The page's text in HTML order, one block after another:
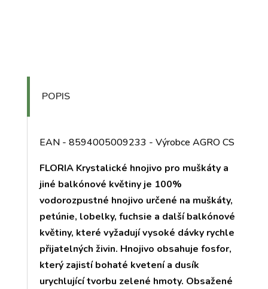
POPIS
EAN - 8594005009233 - Výrobce AGRO CS
FLORIA Krystalické hnojivo pro muškáty a
jiné balkónové květiny je 100%
vodorozpustné hnojivo určené na muškáty,
petúnie, lobelky, fuchsie a další balkónové
květiny, které vyžadují vysoké dávky rychle
přijatelných živin. Hnojivo obsahuje fosfor,
který zajistí bohaté kvetení a dusík
urychlující tvorbu zelené hmoty. Obsažené